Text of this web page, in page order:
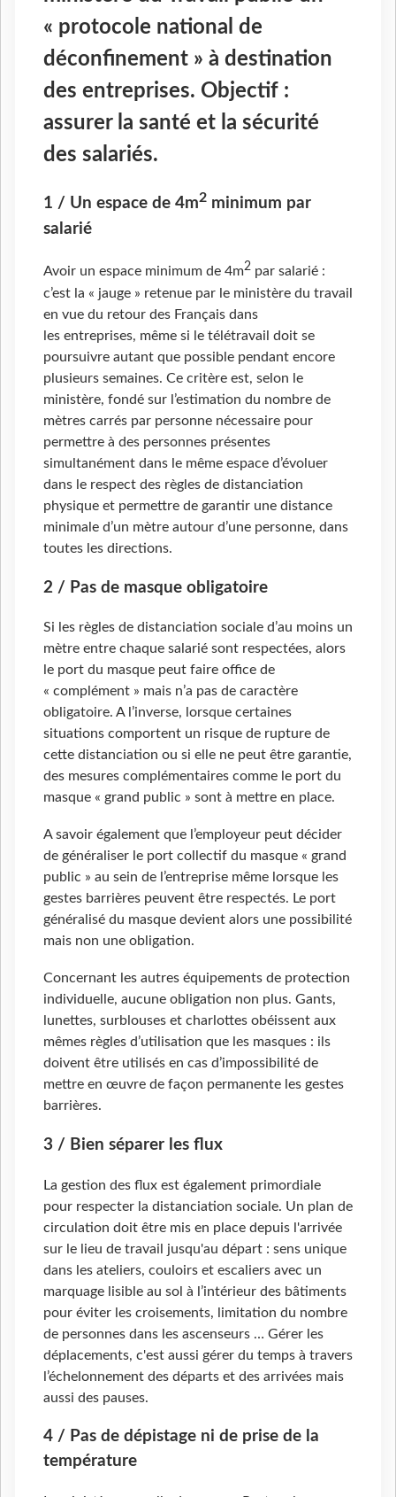
« protocole national de
déconfinement » à destination
des entreprises. Objectif :
assurer la santé et la sécurité
des salariés.
1 / Un espace de 4m2 minimum par
salarié
Avoir un espace minimum de 4m2 par salarié :
c’est la « jauge » retenue par le ministère du travail
en vue du retour des Français dans
les entreprises, même si le télétravail doit se
poursuivre autant que possible pendant encore
plusieurs semaines. Ce critère est, selon le
ministère, fondé sur l’estimation du nombre de
mètres carrés par personne nécessaire pour
permettre à des personnes présentes
simultanément dans le même espace d’évoluer
dans le respect des règles de distanciation
physique et permettre de garantir une distance
minimale d’un mètre autour d’une personne, dans
toutes les directions.
2 / Pas de masque obligatoire
Si les règles de distanciation sociale d’au moins un
mètre entre chaque salarié sont respectées, alors
le port du masque peut faire office de
« complément » mais n’a pas de caractère
obligatoire. A l’inverse, lorsque certaines
situations comportent un risque de rupture de
cette distanciation ou si elle ne peut être garantie,
des mesures complémentaires comme le port du
masque « grand public » sont à mettre en place.
A savoir également que l’employeur peut décider
de généraliser le port collectif du masque « grand
public » au sein de l’entreprise même lorsque les
gestes barrières peuvent être respectés. Le port
généralisé du masque devient alors une possibilité
mais non une obligation.
Concernant les autres équipements de protection
individuelle, aucune obligation non plus. Gants,
lunettes, surblouses et charlottes obéissent aux
mêmes règles d’utilisation que les masques : ils
doivent être utilisés en cas d’impossibilité de
mettre en œuvre de façon permanente les gestes
barrières.
3 / Bien séparer les flux
La gestion des flux est également primordiale
pour respecter la distanciation sociale. Un plan de
circulation doit être mis en place depuis l'arrivée
sur le lieu de travail jusqu'au départ : sens unique
dans les ateliers, couloirs et escaliers avec un
marquage lisible au sol à l’intérieur des bâtiments
pour éviter les croisements, limitation du nombre
de personnes dans les ascenseurs … Gérer les
déplacements, c'est aussi gérer du temps à travers
l’échelonnement des départs et des arrivées mais
aussi des pauses.
4 / Pas de dépistage ni de prise de la
température